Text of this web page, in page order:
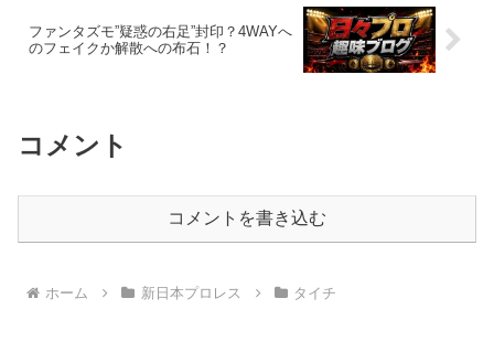
ファンタズモ”疑惑の右足”封印？4WAYへ
のフェイクか解散への布石！？
コメント
コメントを書き込む
ホーム 新日本プロレス タイチ